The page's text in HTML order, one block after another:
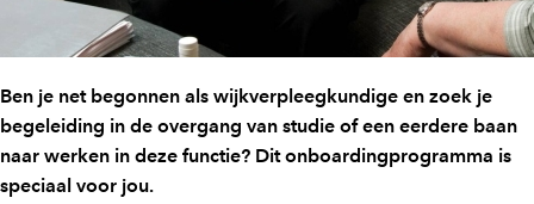
Ben je net begonnen als wijkverpleegkundige en zoek je
begeleiding in de overgang van studie of een eerdere baan
naar werken in deze functie? Dit onboardingprogramma is
speciaal voor jou.